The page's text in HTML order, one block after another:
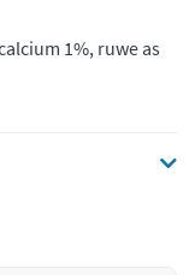
1%, ruwe as